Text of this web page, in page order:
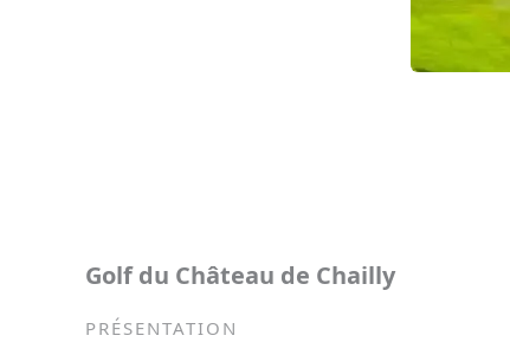
Golf du Château de Chailly
PRÉSENTATION